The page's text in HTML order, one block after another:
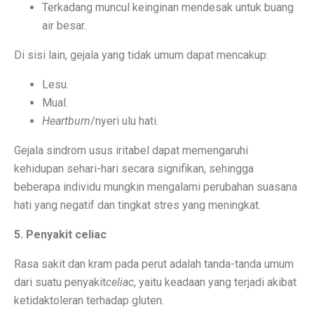
Harga Naik Terus, Cek Saham Lapis Kedua yang
12 Fakta Menarik Batik yang Ditetapkan UNESCO
Era Baru TKDN: Menggabungkan Deregulasi dan
Penelitian: Asam Laut Meningkat, Pengaruh pada Gigi
6 Aplikasi Sadap WhatsApp Anak Tersembunyi dan
Apa Itu Obesitas Sentral? Waspada Perut Buncit!
Apa Itu ‘Bayi Karnivora’? Tren Mencurigakan dari
5 Fakta Penting Sebelum Pasar Dibuka
Terkadang muncul keinginan mendesak untuk buang
air besar.
Di sisi lain, gejala yang tidak umum dapat mencakup:
Lesu.
Mual.
Heartburn/nyeri ulu hati.
Gejala sindrom usus iritabel dapat memengaruhi
kehidupan sehari-hari secara signifikan, sehingga
beberapa individu mungkin mengalami perubahan suasana
hati yang negatif dan tingkat stres yang meningkat.
5. Penyakit celiac
Rasa sakit dan kram pada perut adalah tanda-tanda umum
dari suatu penyakitceliac, yaitu keadaan yang terjadi akibat
ketidaktoleran terhadap gluten.